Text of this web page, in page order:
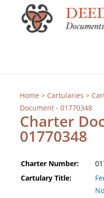
Home > Cartularies >
Document - 01770348
Charter
01770348
Charter Number:
Cartulary Title: